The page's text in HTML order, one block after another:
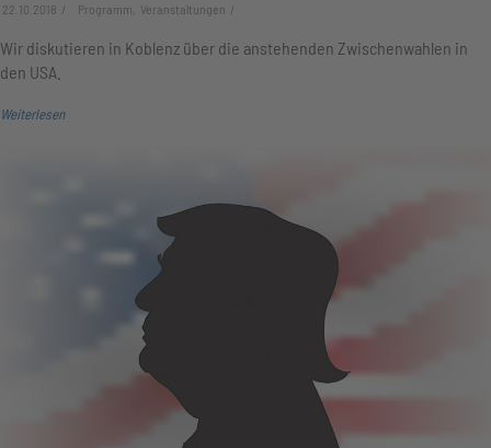
22.10.2018 Programm, Veranstaltungen
Wir diskutieren in Koblenz über die anstehenden Zwischenwahlen in
den USA.
Weiterlesen